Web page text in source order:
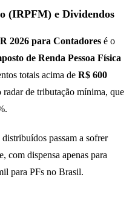
(IRPFM) e Dividendos
2026 para Contadores é o
de Renda Pessoa Física
totais acima de R$ 600
de tributação mínima, que
passam a sofrer
com dispensa apenas para
para PFs no Brasil.